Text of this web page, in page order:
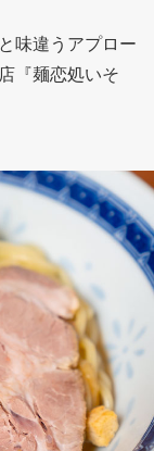
味違うアプロー
『麺恋処いそ